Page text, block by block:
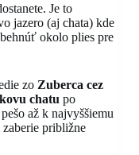
Je to
jazero (aj chata) kde
okolo plies pre
zo Zuberca cez
chatu po
až k najvyššiemu
približne